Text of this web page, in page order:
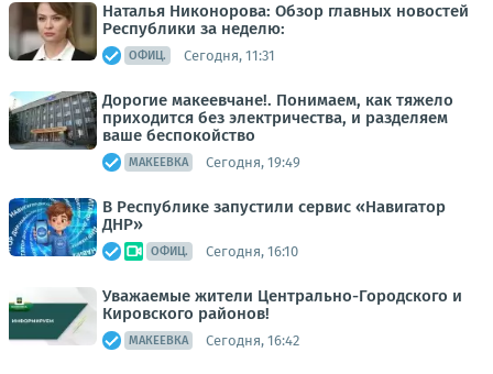
Наталья Никонорова: Обзор главных новостей
Республики за неделю:
ОФИЦ. Сегодня, 11:31
Дорогие макеевчане!. Понимаем, как тяжело
приходится без электричества, и разделяем
ваше беспокойство
МАКЕЕВКА Сегодня, 19:49
В Республике запустили сервис «Навигатор
ДНР»
ОФИЦ. Сегодня, 16:10
Уважаемые жители Центрально-Городского и
Кировского районов!
МАКЕЕВКА Сегодня, 16:42